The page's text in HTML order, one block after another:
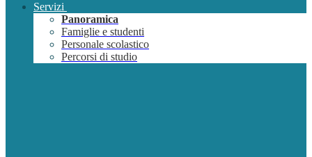
Servizi
Panoramica
Famiglie e studenti
Personale scolastico
Percorsi di studio